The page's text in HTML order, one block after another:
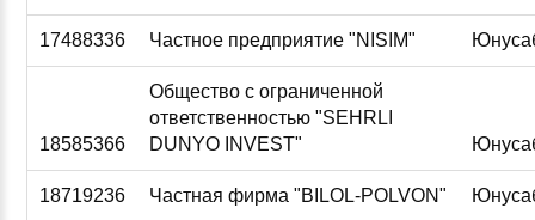
17488336 Частное предприятие "NISIM"
18585366
Общество с ограниченной
ответственностью "SEHRLI
DUNYO INVEST"
18719236 Частная фирма "BILOL-POLVON"